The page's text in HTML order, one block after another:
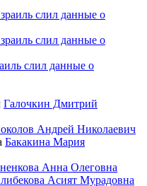
слил данные о
Галочкин Дмитрий
Андрей Николаевич
Бакакина Мария
Анна Олеговна
Асият Мурадовна